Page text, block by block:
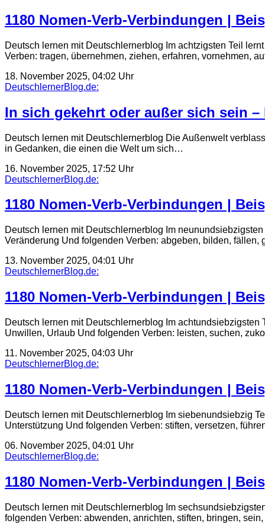
1180 Nomen-Verb-Verbindungen |
Deutsch lernen mit Deutschlernerblog Im achtzigsten Teil
Verben: tragen, übernehmen, ziehen, erfahren, vornehmen,
18. November 2025, 04:02 Uhr
DeutschlernerBlog.de:
In sich gekehrt oder außer sich sein –
Deutsch lernen mit Deutschlernerblog Die Außenwelt
in Gedanken, die einen die Welt um sich…
16. November 2025, 17:52 Uhr
DeutschlernerBlog.de:
1180 Nomen-Verb-Verbindungen |
Deutsch lernen mit Deutschlernerblog Im
Veränderung Und folgenden Verben: abgeben, bilden,
13. November 2025, 04:01 Uhr
DeutschlernerBlog.de:
1180 Nomen-Verb-Verbindungen |
Deutsch lernen mit Deutschlernerblog Im
Unwillen, Urlaub Und folgenden Verben: leisten, suchen,
11. November 2025, 04:03 Uhr
DeutschlernerBlog.de:
1180 Nomen-Verb-Verbindungen |
Deutsch lernen mit Deutschlernerblog Im siebenundsiebzig
Unterstützung Und folgenden Verben: stiften, versetzen,
06. November 2025, 04:01 Uhr
DeutschlernerBlog.de:
1180 Nomen-Verb-Verbindungen |
Deutsch lernen mit Deutschlernerblog Im
folgenden Verben: abwenden, anrichten, stiften, bringen,